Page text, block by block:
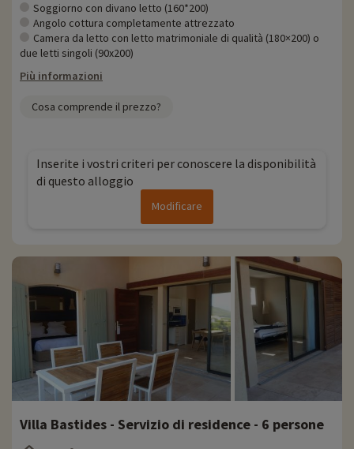
Soggiorno con divano letto (160*200)
Angolo cottura completamente attrezzato
Camera da letto con letto matrimoniale di qualità (180×200) o
due letti singoli (90x200)
Più informazioni
Cosa comprende il prezzo?
Inserite i vostri criteri per conoscere la disponibilità
di questo alloggio
Modificare
Villa Bastides - Servizio di residence - 6 persone